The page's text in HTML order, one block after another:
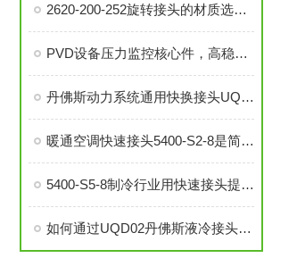
2620-200-252旋转接头的材质选择与耐用性分析
PVD设备压力监控核心件，高稳定性压力开关现货秒发
丹佛斯动力系统通用快换接头UQD，实现数据中心高效液冷
暖通空调快速接头5400-S2-8是简便安装、可靠密封的理想选择
5400-S5-8制冷行业用快速接头提升系统稳定性与操作便捷性
如何通过UQD02丹佛斯液冷接头提升冷却系统的耐用性？